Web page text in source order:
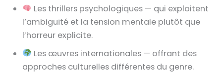
Les thrillers psychologiques — qui exploitent
l’ambiguïté et la tension mentale plutôt que
l’horreur explicite.
Les œuvres internationales — offrant des
approches culturelles différentes du genre.